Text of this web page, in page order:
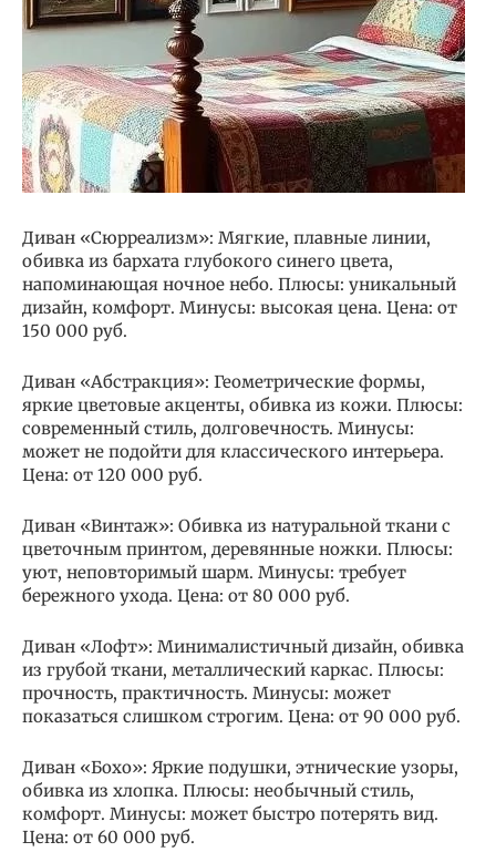
Диван «Сюрреализм»: Мягкие, плавные линии,
обивка из бархата глубокого синего цвета,
напоминающая ночное небо. Плюсы: уникальный
дизайн, комфорт. Минусы: высокая цена. Цена: от
150 000 руб.
Диван «Абстракция»: Геометрические формы,
яркие цветовые акценты, обивка из кожи. Плюсы:
современный стиль, долговечность. Минусы:
может не подойти для классического интерьера.
Цена: от 120 000 руб.
Диван «Винтаж»: Обивка из натуральной ткани с
цветочным принтом, деревянные ножки. Плюсы:
уют, неповторимый шарм. Минусы: требует
бережного ухода. Цена: от 80 000 руб.
Диван «Лофт»: Минималистичный дизайн, обивка
из грубой ткани, металлический каркас. Плюсы:
прочность, практичность. Минусы: может
показаться слишком строгим. Цена: от 90 000 руб.
Диван «Бохо»: Яркие подушки, этнические узоры,
обивка из хлопка. Плюсы: необычный стиль,
комфорт. Минусы: может быстро потерять вид.
Цена: от 60 000 руб.